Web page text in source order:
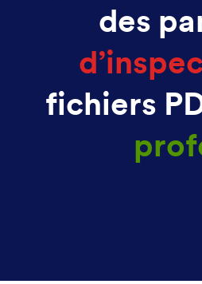
des
fichiers